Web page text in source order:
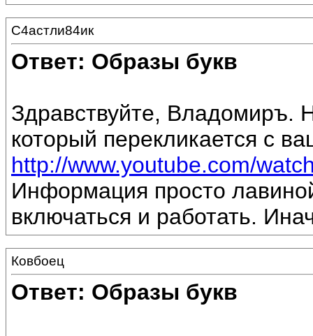
С4астли84ик
Ответ: Образы букв
Здравствуйте, Владомиръ.
который перекликается с
http://www.youtube.com/
Информация просто
включаться и работать.
Ковбоец
Ответ: Образы букв